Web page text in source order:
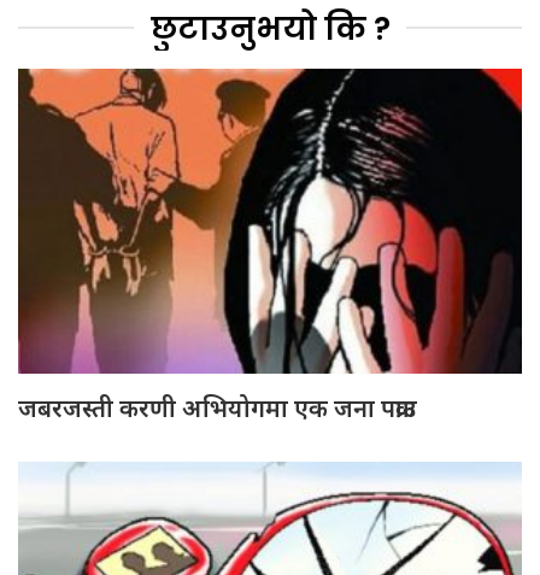
छुटाउनुभयो कि ?
जबरजस्ती करणी अभियोगमा एक जना पक्राउ